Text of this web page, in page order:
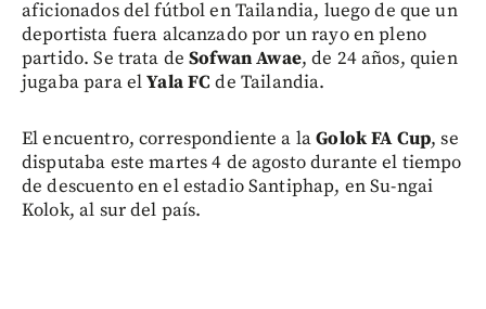
aficionados del fútbol en Tailandia, luego de que un
deportista fuera alcanzado por un rayo en pleno
partido. Se trata deSofwan Awae, de 24 años, quien
jugaba para elYala FC de Tailandia.
El encuentro, correspondiente a laGolok FA Cup, se
disputaba este martes 4 de agosto durante el tiempo
de descuento en el estadio Santiphap, en Su-ngai
Kolok, al sur del país.